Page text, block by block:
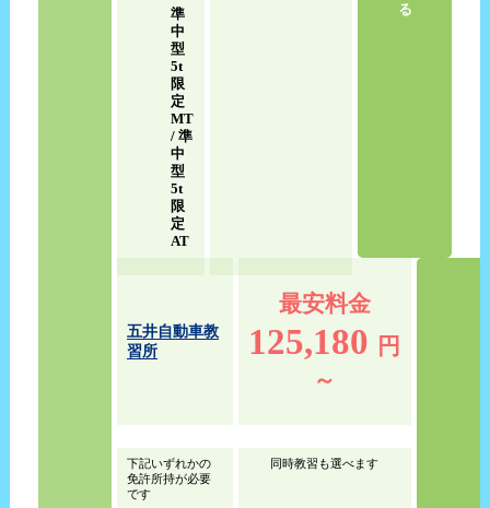
準
中
型
5t
限
定
MT
/ 準
中
型
5t
限
定
AT
る
五井自動車教
習所
最安料金
125,180 円
～
下記いずれかの
免許所持が必要
です
同時教習も選べます